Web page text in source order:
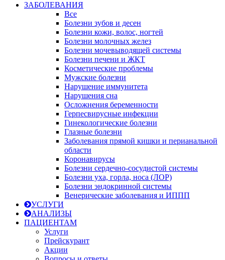
ЗАБОЛЕВАНИЯ
Все
Болезни зубов и десен
Болезни кожи, волос, ногтей
Болезни молочных желез
Болезни мочевыводящей системы
Болезни печени и ЖКТ
Косметические проблемы
Мужские болезни
Нарушение иммунитета
Нарушения сна
Осложнения беременности
Герпесвирусные инфекции
Гинекологические болезни
Глазные болезни
Заболевания прямой кишки и перианальной
области
Коронавирусы
Болезни сердечно-сосудистой системы
Болезни уха, горла, носа (ЛОР)
Болезни эндокринной системы
Венерические заболевания и ИППП
УСЛУГИ
АНАЛИЗЫ
ПАЦИЕНТАМ
Услуги
Прейскурант
Акции